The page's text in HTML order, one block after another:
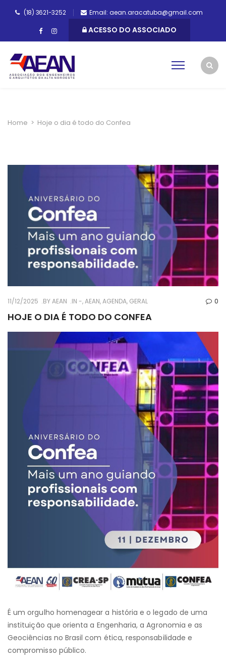
(18) 3621-3252 Email: aean.aracatuba@gmail.com
ACESSO DO ASSOCIADO
Home > Hoje o dia é todo do Confea
11/12/2025 BYAEAN IN -,AEAN,AGENDA, GERAL 0
HOJE O DIA É TODO DO CONFEA
É um orgulho homenagear a história e o legado de uma
instituição que orienta a Engenharia, a Agronomia e as
Geociências no Brasil com ética, responsabilidade e
compromisso público.